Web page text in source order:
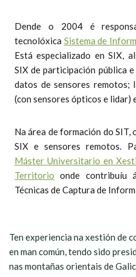
Dende o 2004 é
tecnolóxica Sistema de
Está especializado en SIX,
SIX de participación pública
datos de sensores remotos;
(con sensores ópticos e lidar)
Na área de formación do
SIX e sensores remotos.
Máster Universitario en
Territorio onde contribuíu
Técnicas de Captura de
Ten experiencia na xestión de
en man común, tendo sido
nas montañas orientais de